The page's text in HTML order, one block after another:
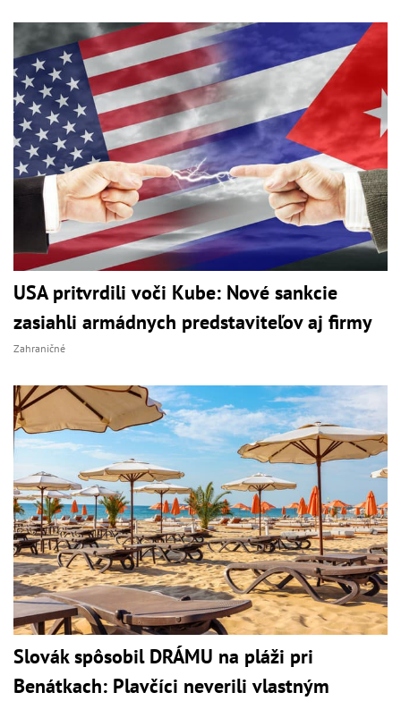
USA pritvrdili voči Kube: Nové sankcie
zasiahli armádnych predstaviteľov aj firmy
Zahraničné
Slovák spôsobil DRÁMU na pláži pri
Benátkach: Plavčíci neverili vlastným